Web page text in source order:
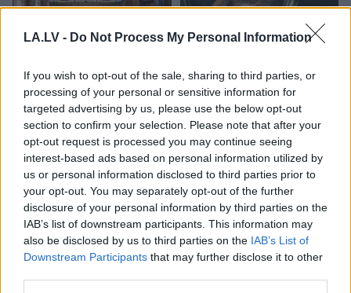
LA.LV - Do Not Process My Personal Information
If you wish to opt-out of the sale, sharing to third parties, or
processing of your personal or sensitive information for
targeted advertising by us, please use the below opt-out
section to confirm your selection. Please note that after your
opt-out request is processed you may continue seeing
interest-based ads based on personal information utilized by
us or personal information disclosed to third parties prior to
your opt-out. You may separately opt-out of the further
disclosure of your personal information by third parties on the
IAB’s list of downstream participants. This information may
also be disclosed by us to third parties on the IAB’s List of
Downstream Participants that may further disclose it to other
Ciktālu deputāts var
aizbraukt par valsts
naudu? Sabiedrība sāk
rēķināt un atklājas
vareni cipari
Renovācijaslaikā
Olainē kādā namā
sācies peļu iebrukums:
vienā dzīvoklī notverts
ap 40 grauzēju